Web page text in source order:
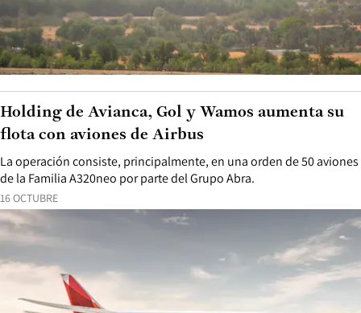
16 OCTUBRE
La operación consiste, principalmente, en una orden de 50 aviones
de la Familia A320neo por parte del Grupo Abra.
Holding de Avianca, Gol y Wamos aumenta su
flota con aviones de Airbus